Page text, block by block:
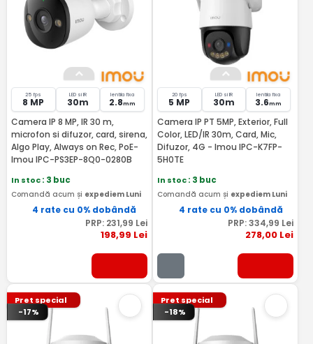
25 fps
8 MP
LED si IR
30m
lentila fixa
2.8mm
Camera IP 8 MP, IR 30 m,
microfon si difuzor, card, sirena,
AIgo Play, Always on Rec, PoE-
Imou IPC-PS3EP-8Q0-0280B
In stoc: 3 buc
Comandă acum și expediem Luni
4 rate cu 0% dobândă
PRP: 231,99 Lei
198,99 Lei
20 fps
5 MP
LED si IR
30m
lentila fixa
3.6mm
Camera IP PT 5MP, Exterior, Full
Color, LED/IR 30m, Card, Mic,
Difuzor, 4G - Imou IPC-K7FP-
5H0TE
In stoc: 3 buc
Comandă acum și expediem Luni
4 rate cu 0% dobândă
PRP:334,99 Lei
278,00 Lei
Pret special
-17%
Pret special
-18%